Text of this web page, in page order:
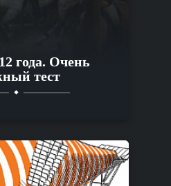
года. Очень
тест